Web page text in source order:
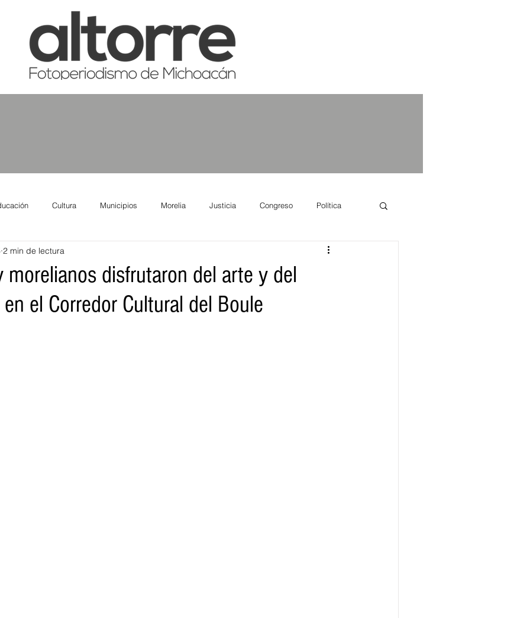
Cultura Municipios Morelia Justicia Congreso Política
Salud
Turismo Sader DIF Mujeres Scop Seguridad
morelianos disfrutaron del arte y del
el Corredor Cultural del Boule
2 min de lectura